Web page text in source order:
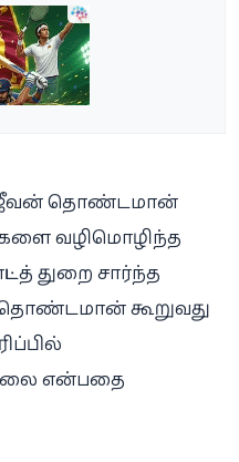
ஜீவன் தொண்டமான்
வழிமொழிந்த
துறை சார்ந்த
கூறுவது
என்பதை